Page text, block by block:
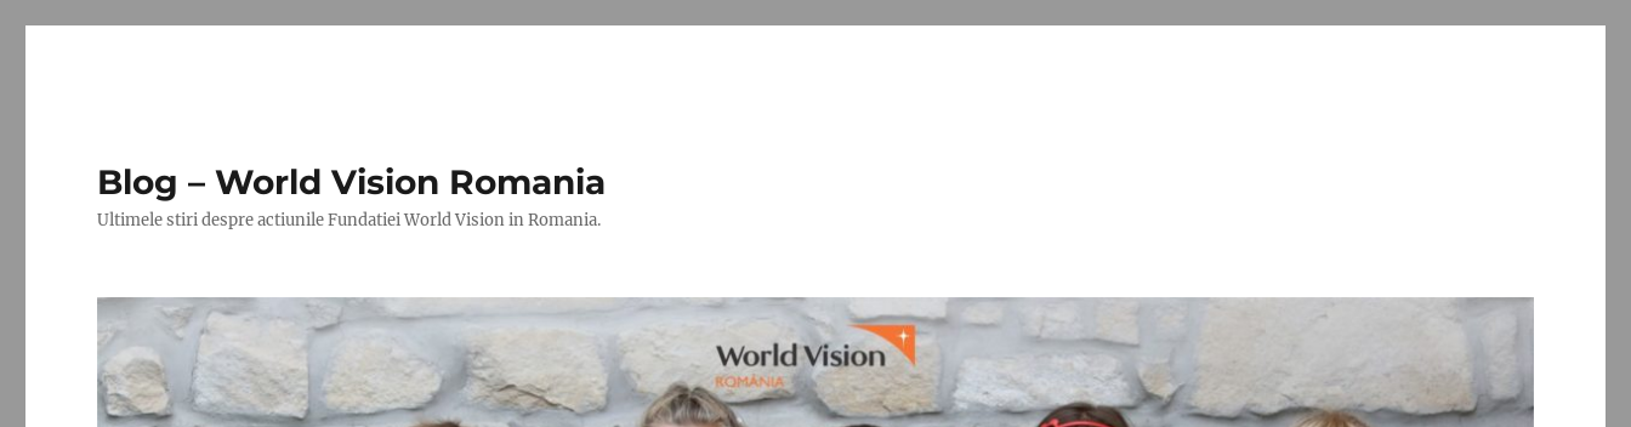
Blog – World Vision Romania
Ultimele stiri despre actiunile Fundatiei World Vision in Romania.